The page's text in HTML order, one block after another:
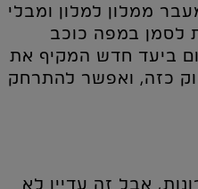
ממלון למלון ומבלי
לסמן במפה כוכב
ביעד חדש המקיף את
כזה, ואפשר להתרחק
אבל זה עדיין לא